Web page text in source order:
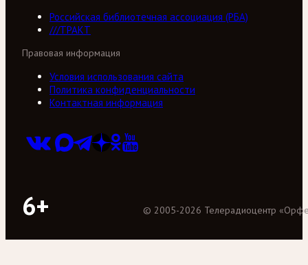
Российская библиотечная ассоциация (РБА)
///ТРАКТ
Правовая информация
Условия использования сайта
Политика конфиденциальности
Контактная информация
6+ © 2005-2026 Телерадиоцентр